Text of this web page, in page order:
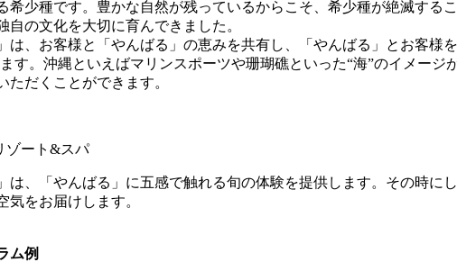
希少種です。豊かな自然が残っているからこそ、希少種が絶滅する
の文化を大切に育んできました。
は、お客様と「やんばる」の恵みを共有し、「やんばる」とお客
す。沖縄といえばマリンスポーツや珊瑚礁といった“海”のイメー
だくことができます。
は、「やんばる」に五感で触れる旬の体験を提供します。その時
をお届けします。
ム例